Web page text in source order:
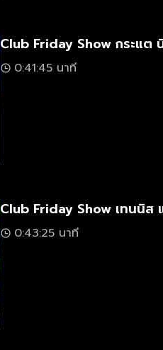
Club Friday Show กระแต
0:41:45 นาที
Club Friday Show เทนนิส
0:43:25 นาที